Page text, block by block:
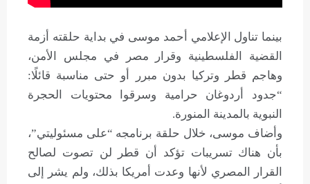
بينما تناول الإعلامي أحمد موسى في بداية حلقته أزمة
القضية الفلسطينية وقرار مصر في مجلس الأمن،
وهاجم قطر وتركيا بدون مبرر أو حتى مناسبة قائلًا:
“جدود أردوغان حرامية وسرقوا محتويات الحجرة
النبوية بالمدينة المنورة.
وأضاف موسى، خلال حلقة برنامجه “على مسئوليتي”،
بأن هناك تسريبات تؤكد أن قطر لن تصوت لصالح
القرار المصري لأنها وعدت أمريكا بذلك، ولم يشر إلى